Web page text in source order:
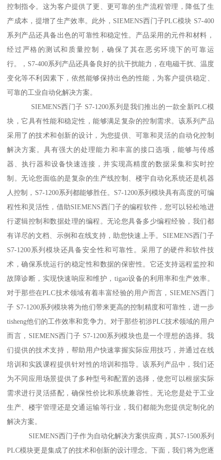
控制指令。这为客户提供了更、更可靠的生产流程管理，降低了生
产成本，提增了生产效率。此外，SIEMENS西门子PLC模块 S7-400
系列产品还具备出色的可靠性和稳定性。产品采用的元件和材料，
经过严格的测试和质量控制，确保了其在恶劣环境下的可靠运
行。，S7-400系列产品还具备良好的抗干扰能力，在电磁干扰、温度
变化等不利因素下，依然能够保持出色的性能，为客户提供稳定、
可靠的工业自动化解决方案。
SIEMENS西门子 S7-1200系列是我们推出的一款全新PLC模
块，它具有性能和稳定性，能够满足复杂的控制需求。该系列产品
采用了的技术和创新的设计，为您提供、可靠和灵活的自动化控制
解决方案。具有强大的处理能力和丰富的接口选项，能够与传感
器、执行器和设备快速连接，并实现高精度的数据采集和实时控
制。无论您面临的是复杂的生产线控制、楼宇自动化系统还是机器
人控制，S7-1200系列都能够胜任。S7-1200系列模块具有高度的可编
程性和灵活性，借助SIEMENS西门子的编程软件，您可以轻松地进
行逻辑控制和数据处理的编程。无论您具备多少编程经验，我们都
有详尽的文档、示例和在线支持，助您快速上手。SIEMENS西门子
S7-1200系列模块还具备安全性和可靠性。采用了的硬件和软件技
术，确保系统运行的稳定性和数据的保密性。它还支持远程监控和
故障诊断，实现快速响应和维护，tigao设备的利用率和生产效率。
对于那些在PLC技术领域有着丰富经验的用户而言，SIEMENS西门
子 S7-1200系列模块将为他们带来更高的控制精度和可靠性，进一步
tisheng他们的工作效率和竞争力。对于那些初涉PLC技术领域的用户
而言，SIEMENS西门子 S7-1200系列模块也是一个理想的选择。我
们提供的技术支持，帮助用户快速掌握实际应用技巧，并通过在线
培训和实践课程提供针对性的培训和指导。该系列产品中，我们还
为不同应用场景提供了多种型号和配置的选择，使您可以根据实际
需求进行灵活搭配，确保性价比和系统兼容性。无论您是处于工业
生产、楼宇管理还是交通运输等行业，我们都能为您提供定制化的
解决方案。
SIEMENS西门子作为自动化解决方案供应商，其S7-1500系列
PLC模块更是集成了的技术和创新的设计理念。下面，我们将为您逐